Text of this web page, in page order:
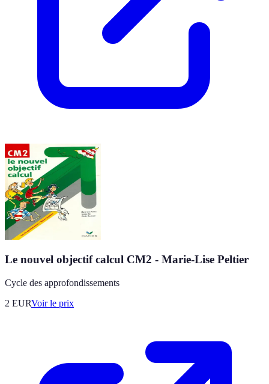
Le nouvel objectif calcul CM2 - Marie-Lise Peltier
Cycle des approfondissements
2 EURVoir le prix